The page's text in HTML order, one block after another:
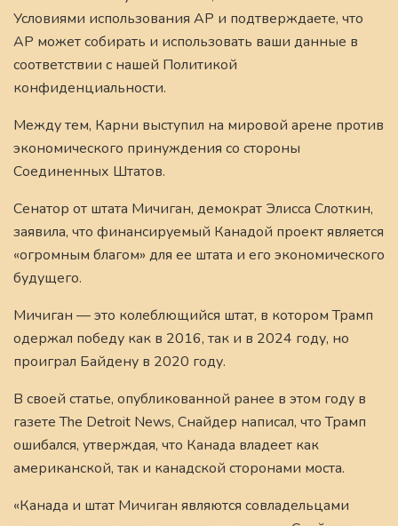
Условиями использования AP и подтверждаете, что
AP может собирать и использовать ваши данные в
соответствии с нашей Политикой
конфиденциальности.
Между тем, Карни выступил на мировой арене против
экономического принуждения со стороны
Соединенных Штатов.
Сенатор от штата Мичиган, демократ Элисса Слоткин,
заявила, что финансируемый Канадой проект является
«огромным благом» для ее штата и его экономического
будущего.
Мичиган — это колеблющийся штат, в котором Трамп
одержал победу как в 2016, так и в 2024 году, но
проиграл Байдену в 2020 году.
В своей статье, опубликованной ранее в этом году в
газете The Detroit News, Снайдер написал, что Трамп
ошибался, утверждая, что Канада владеет как
американской, так и канадской сторонами моста.
«Канада и штат Мичиган являются совладельцами